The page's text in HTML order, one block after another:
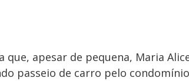
que, apesar de pequena, Maria
passeio de carro pelo